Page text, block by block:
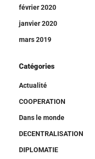
février 2020
janvier 2020
mars 2019
Catégories
Actualité
COOPERATION
Dans le monde
DECENTRALISATION
DIPLOMATIE